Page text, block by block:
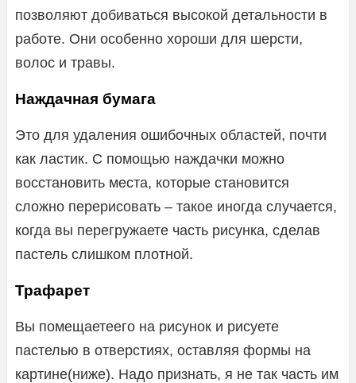
позволяют добиваться высокой детальности в
работе. Они особенно хороши для шерсти,
волос и травы.
Наждачная бумага
Это для удаления ошибочных областей, почти
как ластик. С помощью наждачки можно
восстановить места, которые становится
сложно перерисовать – такое иногда случается,
когда вы перегружаете часть рисунка, сделав
пастель слишком плотной.
Трафарет
Вы помещаетеего на рисунок и рисуете
пастелью в отверстиях, оставляя формы на
картине(ниже). Надо признать, я не так часть им